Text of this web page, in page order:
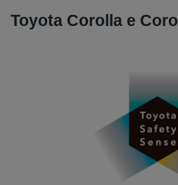
Toyota Corolla e